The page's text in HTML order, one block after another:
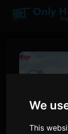
We
This